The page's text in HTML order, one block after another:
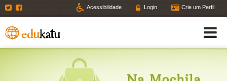
Twitter Acessibilidade Login Crie um Perfil